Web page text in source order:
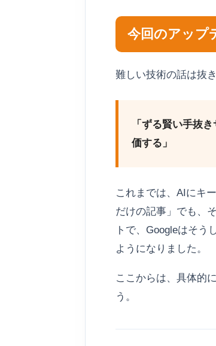
今回のアップ
難しい技術の話は抜
「ずる賢い手抜
価する」
これまでは、AIにキ
だけの記事」でも、
トで、Googleはそう
ようになりました。
ここからは、具体的
う。